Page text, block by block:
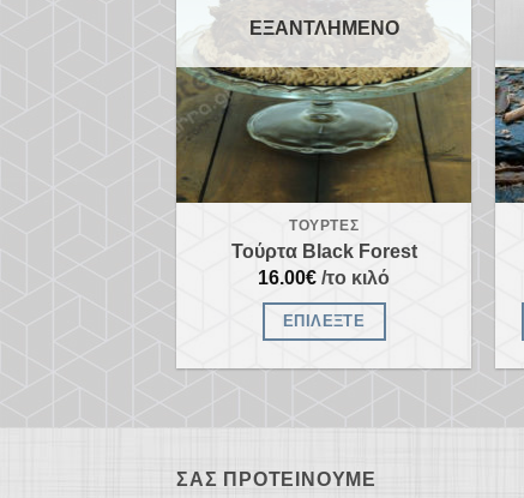
ΕΞΑΝΤΛΗΜΈΝΟ
ΤΟΎΡΤΕΣ
Τούρτα Black Forest
16.00€ /το κιλό
ΕΠΙΛΈΞΤΕ
ΣΑΣ ΠΡΟΤΕΊΝΟΥΜΕ